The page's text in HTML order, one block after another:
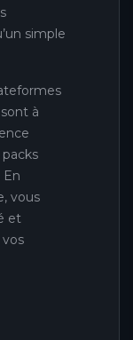
simple
sont à
vous
et